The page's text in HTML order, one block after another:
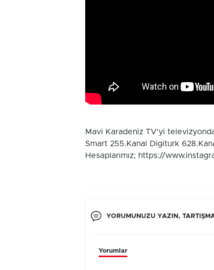
Mavi Karadeniz TV'yi
Smart 255.Kanal Digiturk
Hesaplarımız; https://
YORUMUNUZU YAZIN,
Yorumlar